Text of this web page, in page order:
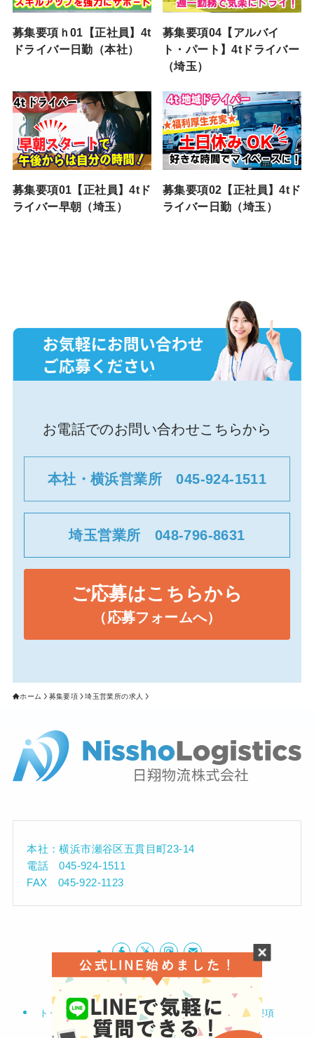
募集要項ｈ01【正社員】4t
ドライバー日勤（本社）
募集要項04【アルバイ
ト・パート】4tドライバー
（埼玉）
募集要項01【正社員】4tド
ライバー早朝（埼玉）
募集要項02【正社員】4tド
ライバー日勤（埼玉）
お電話でのお問い合わせこちらから
本社・横浜営業所 045-924-1511
埼玉営業所 048-796-8631
ご応募はこちらから
（応募フォームへ）
ホーム 募集要項 埼玉営業所の求人
本社：横浜市瀬谷区五貫目町23-14
電話 045-924-1511
FAX 045-922-1123
トップ 日翔物流へようこそ！ 日翔で働く
募集要項
日翔を知る
日翔のサービス